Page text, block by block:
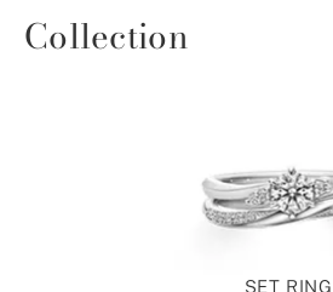
Collection
SET RING